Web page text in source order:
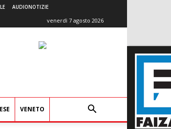
AUDIONOTIZIE
venerdì 7 agosto 2026
VENETO